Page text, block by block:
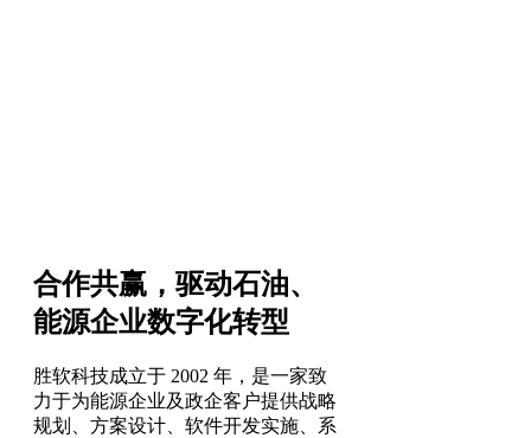
合作共赢，驱动石油、
能源企业数字化转型
胜软科技成立于 2002 年，是一家致
力于为能源企业及政企客户提供战略
规划、方案设计、软件开发实施、系